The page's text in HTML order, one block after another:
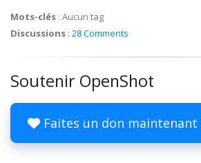
Mots-clés : Aucun tag
Discussions : 28 Comments
Soutenir OpenShot
Faites un don maintenant